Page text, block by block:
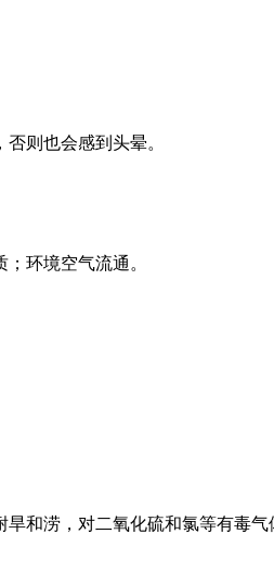
则也会感到头晕。
环境空气流通。
和涝，对二氧化硫和氯等有毒气